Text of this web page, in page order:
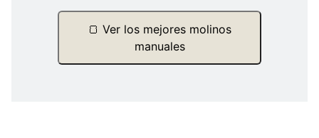
🍞 Ver los mejores molinos
manuales